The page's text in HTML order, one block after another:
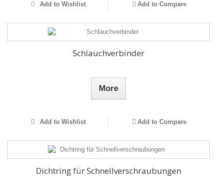
Add to Wishlist Add to Compare
Schlauchverbinder
More
Add to Wishlist Add to Compare
Dichtring für Schnellverschraubungen